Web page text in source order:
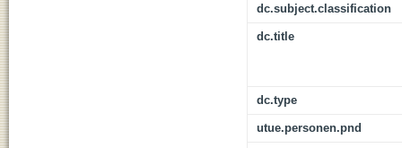
dc.subject.classification
dc.title
dc.type
utue.personen.pnd